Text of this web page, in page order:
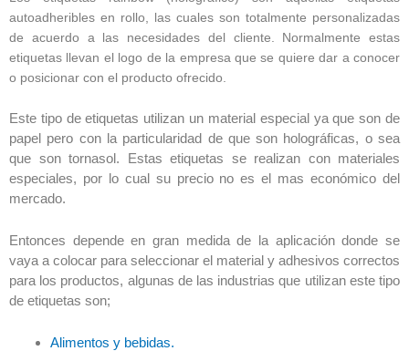
autoadheribles en rollo, las cuales son totalmente personalizadas
de acuerdo a las necesidades del cliente. Normalmente estas
etiquetas llevan el logo de la empresa que se quiere dar a conocer
o posicionar con el producto ofrecido.
Este tipo de etiquetas utilizan un material especial ya que son de
papel pero con la particularidad de que son holográficas, o sea
que son tornasol. Estas etiquetas se realizan con materiales
especiales, por lo cual su precio no es el mas económico del
mercado.
Entonces depende en gran medida de la aplicación donde se
vaya a colocar para seleccionar el material y adhesivos correctos
para los productos, algunas de las industrias que utilizan este tipo
de etiquetas son;
Alimentos y bebidas.